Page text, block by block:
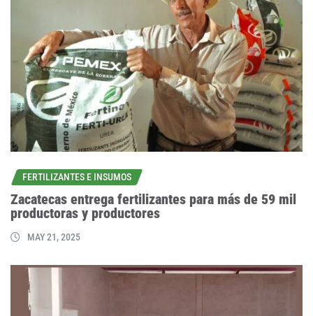
FERTILIZANTES E INSUMOS
Zacatecas entrega fertilizantes para más de 59 mil
productoras y productores
MAY 21, 2025